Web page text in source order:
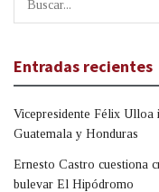
Entradas recientes
Vicepresidente Félix Ulloa
Guatemala y Honduras
Ernesto Castro cuestiona
bulevar El Hipódromo